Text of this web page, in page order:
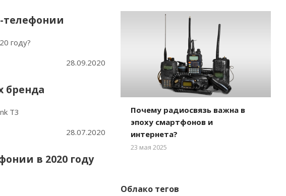
телефонии
году?
28.09.2020
бренда
T3
28.07.2020
в 2020 году
Почему радиосвязь важна в
эпоху смартфонов и
интернета?
23 мая 2025
Облако тегов